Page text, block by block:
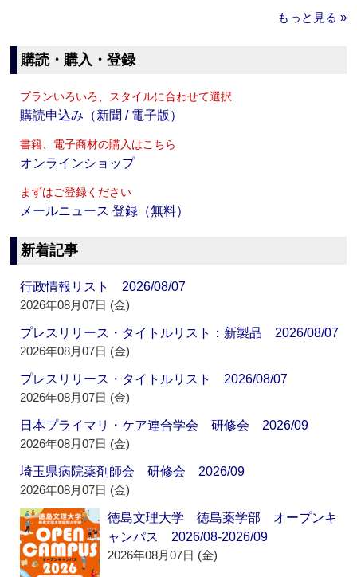
もっと見る »
購読・購入・登録
プランいろいろ、スタイルに合わせて選択
購読申込み（新聞 / 電子版）
書籍、電子商材の購入はこちら
オンラインショップ
まずはご登録ください
メールニュース 登録（無料）
新着記事
行政情報リスト 2026/08/07
2026年08月07日 (金)
プレスリリース・タイトルリスト：新製品 2026/08/07
2026年08月07日 (金)
プレスリリース・タイトルリスト 2026/08/07
2026年08月07日 (金)
日本プライマリ・ケア連合学会 研修会 2026/09
2026年08月07日 (金)
埼玉県病院薬剤師会 研修会 2026/09
2026年08月07日 (金)
徳島文理大学 徳島薬学部 オープンキ
ャンパス 2026/08-2026/09
2026年08月07日 (金)